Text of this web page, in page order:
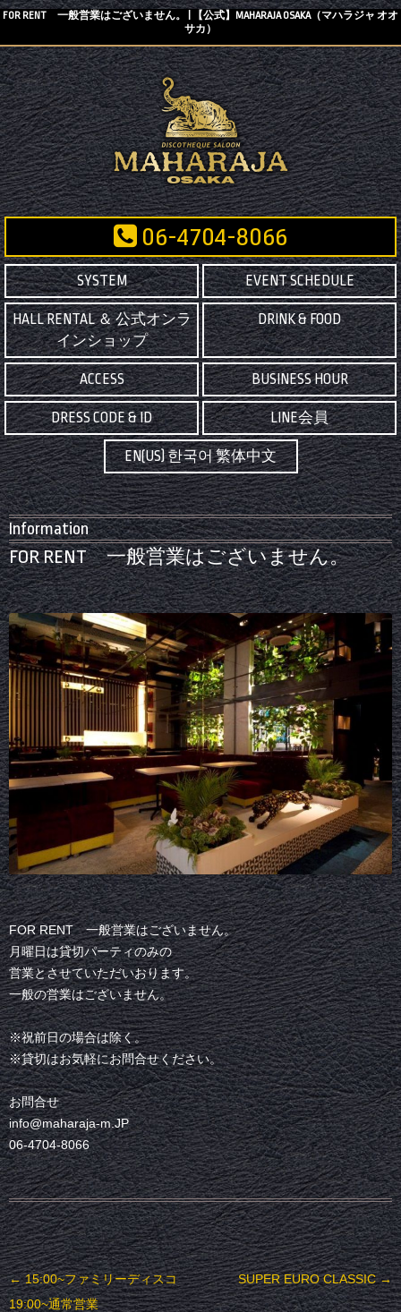
FOR RENT 一般営業はございません。 | 【公式】MAHARAJA OSAKA（マハラジャ オオ
サカ）
06-4704-8066
SYSTEM EVENT SCHEDULE
HALL RENTAL ＆ 公式オンラ
インショップ
DRINK & FOOD
ACCESS BUSINESS HOUR
DRESS CODE & ID LINE会員
EN(US) 한국어 繁体中文
Information
FOR RENT 一般営業はございません。
FOR RENT 一般営業はございません。
月曜日は貸切パーティのみの
営業とさせていただいおります。
一般の営業はございません。
※祝前日の場合は除く。
※貸切はお気軽にお問合せください。
お問合せ
info@maharaja-m.JP
06-4704-8066
投稿ナビゲーション
←15:00~ファミリーディスコ
19:00~通常営業
SUPER EURO CLASSIC→